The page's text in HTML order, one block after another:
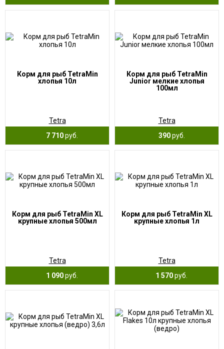
Корм для рыб TetraMin
хлопья 10л
Tetra
7 710руб.
Корм для рыб TetraMin
Junior мелкие хлопья
100мл
Tetra
390руб.
Корм для рыб TetraMin XL
крупные хлопья 500мл
Tetra
1 090руб.
Корм для рыб TetraMin XL
крупные хлопья 1л
Tetra
1 570руб.